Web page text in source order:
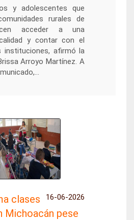
y adolescentes que
rurales de
acceder a una
y contar con el
instituciones, afirmó la
Arroyo Martínez. A
16-06-2026
clases
Michoacán pese